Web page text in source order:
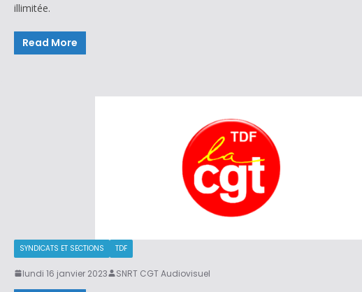
illimitée.
Read More
SYNDICATS ET SECTIONS TDF
lundi 16 janvier 2023 SNRT CGT Audiovisuel